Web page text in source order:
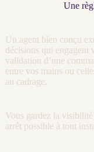
Une
Un agent bien conçu
décisions qui engagent
validation d’une
entre vos mains ou
au cadrage.
Vous gardez la visibilité
arrêt possible à tout